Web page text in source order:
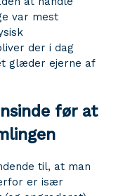
var mest
der i dag
glæder ejerne af
før at
til, at man
er især